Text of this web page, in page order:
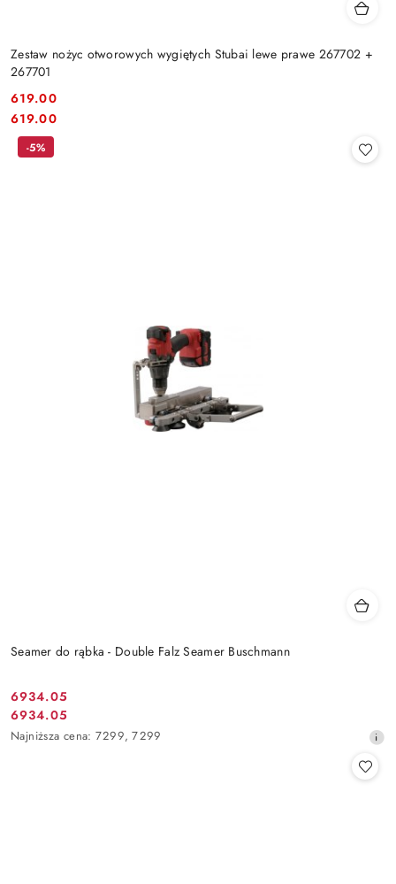
Zestaw nożyc otworowych wygiętych Stubai lewe prawe 267702 +
267701
Cena:
619.00
Cena:
619.00
Seamer do rąbka - Double Falz Seamer Buschmann
Cena
promocyjna:
6934.05
Cena
promocyjna:
6934.05
Najniższa
Najniższa cena: 7299, 7299
-5%